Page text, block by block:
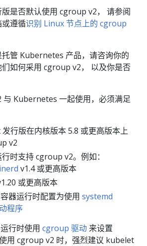
是否默认使用 cgroup v2， 请参阅
遵循识别 Linux 节点上的 cgroup
管 Kubernetes 产品，请咨询你的
如何采用 cgroup v2， 以及你是否
Kubernetes 一起使用，必须满足
行版在内核版本 5.8 或更高版本上
v2
时支持 cgroup v2。例如：
v1.4 或更高版本
或更高版本
器运行时配置为使用 systemd
程序
行时使用 cgroup 驱动 来设置
用 cgroup v2 时，强烈建议 kubelet